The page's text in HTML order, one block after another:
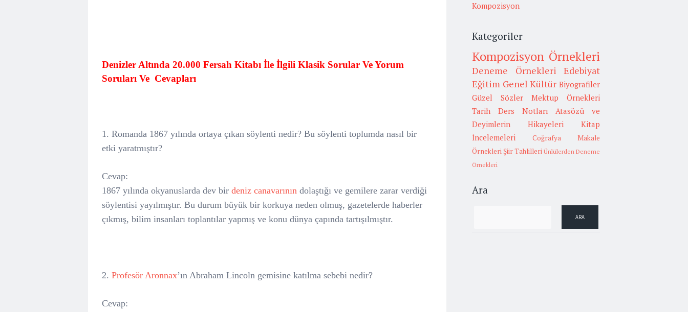
Denizler Altında 20.000 Fersah Kitabı İle İlgili Klasik Sorular Ve Yorum
Soruları Ve Cevapları
1. Romanda 1867 yılında ortaya çıkan söylenti nedir? Bu söylenti toplumda nasıl bir
etki yaratmıştır?
Cevap:
1867 yılında okyanuslarda dev bir deniz canavarının dolaştığı ve gemilere zarar verdiği
söylentisi yayılmıştır. Bu durum büyük bir korkuya neden olmuş, gazetelerde haberler
çıkmış, bilim insanları toplantılar yapmış ve konu dünya çapında tartışılmıştır.
2. Profesör Aronnax’ın Abraham Lincoln gemisine katılma sebebi nedir?
Cevap:
Kompozisyon
Kategoriler
Kompozisyon Örnekleri
Deneme Örnekleri
Edebiyat
Eğitim Genel Kültür Biyografiler
Güzel Sözler
Mektup Örnekleri
Tarih
Ders Notları
Atasözü ve
Deyimlerin Hikayeleri
Kitap
İncelemeleri
Coğrafya
Makale
Örnekleri Şiir Tahlilleri Ünlülerden Deneme
Örnekleri
Ara